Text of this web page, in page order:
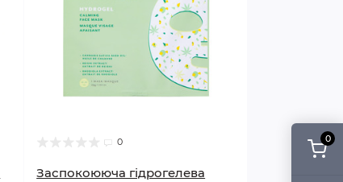
0
0
Заспокоююча гідрогелева